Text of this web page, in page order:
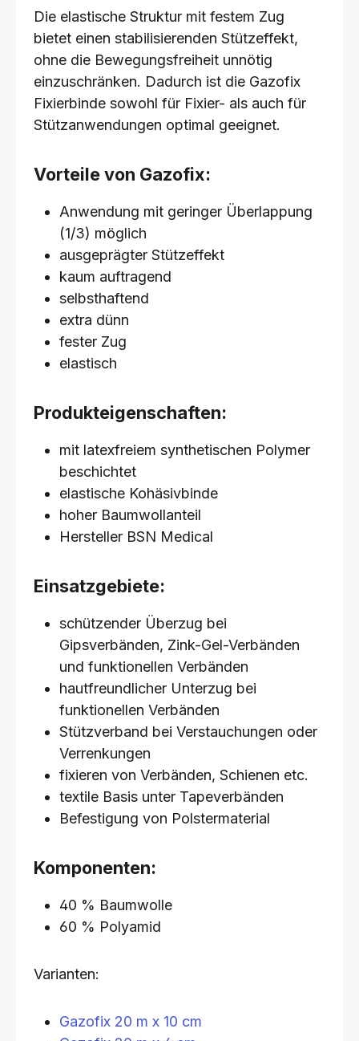
Die elastische Struktur mit festem Zug
bietet einen stabilisierenden Stützeffekt,
ohne die Bewegungsfreiheit unnötig
einzuschränken. Dadurch ist die Gazofix
Fixierbinde sowohl für Fixier- als auch für
Stützanwendungen optimal geeignet.
Vorteile von Gazofix:
Anwendung mit geringer Überlappung
(1/3) möglich
ausgeprägter Stützeffekt
kaum auftragend
selbsthaftend
extra dünn
fester Zug
elastisch
Produkteigenschaften:
mit latexfreiem synthetischen Polymer
beschichtet
elastische Kohäsivbinde
hoher Baumwollanteil
Hersteller BSN Medical
Einsatzgebiete:
schützender Überzug bei
Gipsverbänden, Zink-Gel-Verbänden
und funktionellen Verbänden
hautfreundlicher Unterzug bei
funktionellen Verbänden
Stützverband bei Verstauchungen oder
Verrenkungen
fixieren von Verbänden, Schienen etc.
textile Basis unter Tapeverbänden
Befestigung von Polstermaterial
Komponenten:
40 % Baumwolle
60 % Polyamid
Varianten:
Gazofix 20 m x 10 cm